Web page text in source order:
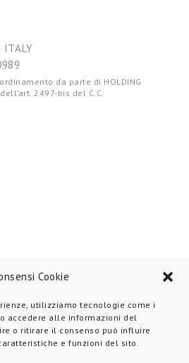
Cookie
utilizziamo tecnologie come i
accedere alle informazioni del
o ritirare il consenso può influire
e funzioni del sito.
ITALY
da parte di HOLDING
2497-bis del C.C.